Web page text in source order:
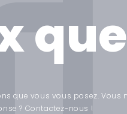
que vous vous posez. Vous
? Contactez-nous !